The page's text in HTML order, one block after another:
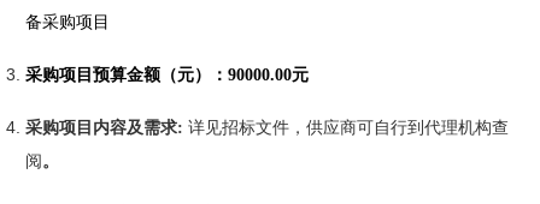
备采购项目
采购项目预算金额（元）：90000.00元
采购项目内容及需求:详见招标文件，供应商可自行到代理机构查
阅 。